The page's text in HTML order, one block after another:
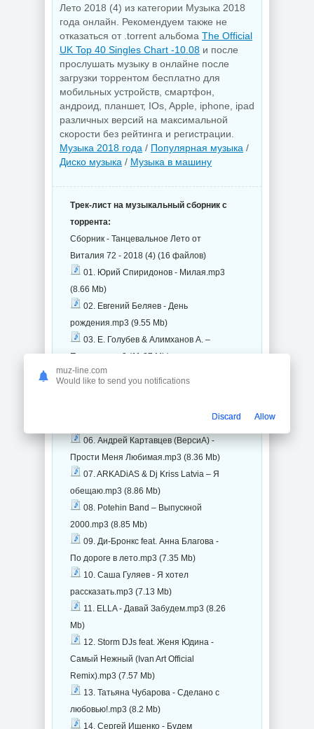
Лето 2018 (4) из категории Музыка 2018
года онлайн. Рекомендуем также не
отказаться от .torrent альбома The Official
UK Top 40 Singles Chart -10.08 и после
прослушать музыку в онлайне после
загрузки торрентом бесплатно для
мобильных устройств, смартфон,
андроид, планшет, IOs, Apple, iphone, ipad
различных версий на максимальной
скорости без рейтинга и регистрации.
Музыка 2018 года / Популярная музыка /
Диско музыка / Музыка в машину
Трек-лист на музыкальный сборник с
торрента:
Сборник - Танцевальное Лето от
Виталия 72 - 2018 (4) (16 файлов)
01. Юрий Спиридонов - Милая.mp3
(8.66 Mb)
02. Евгений Беляев - День
рождения.mp3 (9.55 Mb)
03. Е. Голубев & Алимханов А. –
Помнишь.mp3 (11.37 Mb)
04. Дмитрий Суслов - Я Служу В
06. Андрей Картавцев (ВерсиА) -
Прости Меня Любимая.mp3 (8.36 Mb)
07. ARKADiAS & Dj Kriss Latvia – Я
обещаю.mp3 (8.86 Mb)
08. Potehin Band – Выпускной
2000.mp3 (8.85 Mb)
09. Ди-Бронкс feat. Анна Благова -
По дороге в лето.mp3 (7.35 Mb)
10. Саша Гуляев - Я хотел
рассказать.mp3 (7.13 Mb)
11. ELLA - Давай Забудем.mp3 (8.26
Mb)
12. Storm DJs feat. Женя Юдина -
Самый Нежный (Ivan Art Official
Remix).mp3 (7.57 Mb)
13. Татьяна Чубарова - Сделано с
любовью!.mp3 (8.2 Mb)
14. Сергей Ищенко - Будем
muz-line.com
Would like to send you notifications
Discard Allow